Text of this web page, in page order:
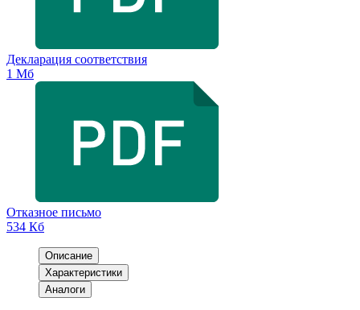
Декларация соответствия
1 Мб
Отказное письмо
534 Кб
Описание
Характеристики
Аналоги